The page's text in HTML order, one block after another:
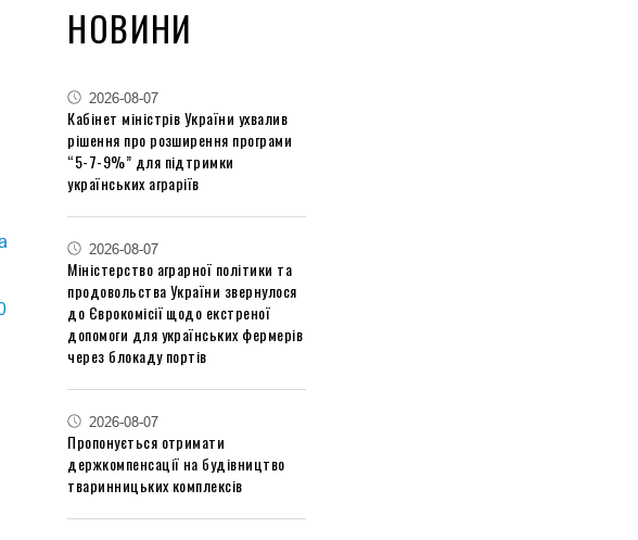
НОВИНИ
2026-08-07
Кабінет міністрів України ухвалив
рішення про розширення програми
“5-7-9%” для підтримки
українських аграріїв
2026-08-07
Міністерство аграрної політики та
продовольства України звернулося
до Єврокомісії щодо екстреної
допомоги для українських фермерів
через блокаду портів
2026-08-07
Пропонується отримати
держкомпенсації на будівництво
тваринницьких комплексів